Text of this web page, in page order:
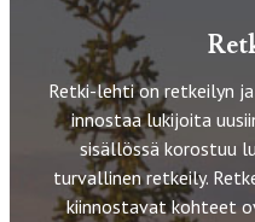
Retki-lehti on retkeilyn
innostaa lukijoita
sisällössä korostuu
turvallinen retkeily.
kiinnostavat kohteet